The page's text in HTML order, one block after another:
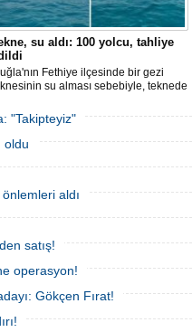
su aldı: 100 yolcu, tahliye
Fethiye ilçesinde bir gezi
su alması sebebiyle, teknede
batmaması için bölgede
çalışması başlatıldı.
"Takipteyiz"
oldu
aldı
satış!
operasyon!
Gökçen Fırat!